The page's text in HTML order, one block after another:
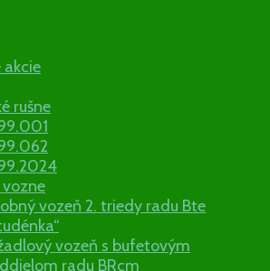
akcie
rušne
vozeň 2. triedy radu Bte
vozeň s bufetovým
radu BRcm